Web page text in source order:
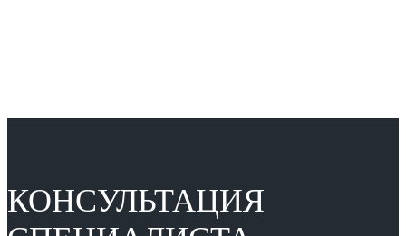
КОНСУЛЬТАЦИЯ